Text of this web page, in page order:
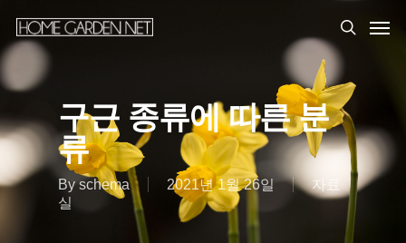
구근 종류에 따른 분
류
Byschema 2021년 1월 26일
자료
실